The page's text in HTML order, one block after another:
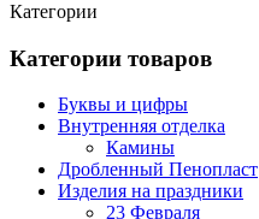
Категории
Категории товаров
Буквы и цифры
Внутренняя отделка
Камины
Дробленный Пенопласт
Изделия на праздники
23 Февраля